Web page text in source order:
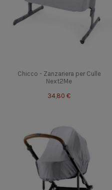
Chicco - Zanzariera per Culle
Next2Me
34,80 €